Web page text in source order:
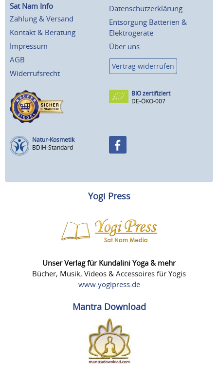
Sat Nam Info
Zahlung & Versand
Kontakt & Beratung
Impressum
AGB
Widerrufsrecht
Datenschutzerklärung
Entsorgung Batterien &
Elektrogeräte
Über uns
Vertrag widerrufen
BIO zertifiziert
DE-ÖKO-007
Natur-Kosmetik
BDIH-Standard
Yogi Press
Unser Verlag für Kundalini Yoga & mehr
Bücher, Musik, Videos & Accessoires für Yogis
www.yogipress.de
Mantra Download